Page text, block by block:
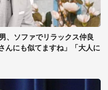
、ソファでリラックス仲良
んにも似てますね」「大人に